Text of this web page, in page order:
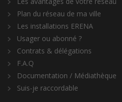
Plan du réseau de ma ville
Les installations ERENA
Usager ou abonné ?
Contrats & délégations
F.A.Q
Documentation / Médiathèque
Suis-je raccordable